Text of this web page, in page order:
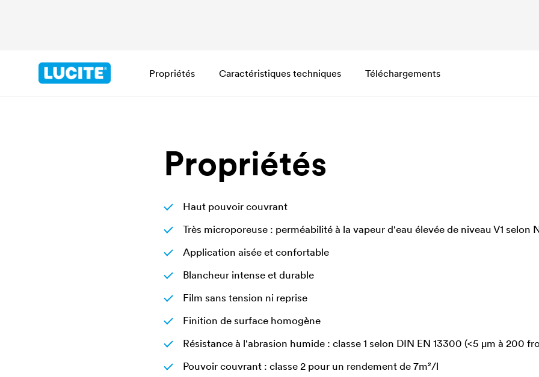
Propriétés Caractéristiques techniques Téléchargements
Propriétés
Haut pouvoir couvrant
Très microporeuse : perméabilité à la vapeur d'eau élevée de niveau V1 selon
Application aisée et confortable
Blancheur intense et durable
Film sans tension ni reprise
Finition de surface homogène
Résistance à l'abrasion humide : classe 1 selon DIN EN 13300 (<5 µm à 200
Pouvoir couvrant : classe 2 pour un rendement de 7m²/l